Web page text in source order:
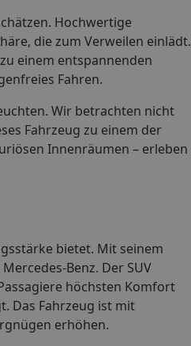
Hochwertige
die zum Verweilen einlädt.
einem entspannenden
Fahren.
Wir betrachten nicht
Fahrzeug zu einem der
Innenräumen – erleben
bietet. Mit seinem
Benz. Der SUV
höchsten Komfort
Das Fahrzeug ist mit
erhöhen.